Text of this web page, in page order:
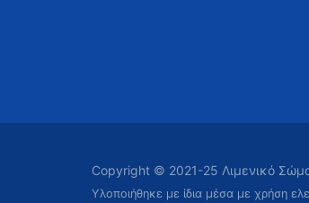
Copyright © 2021-25 Λιμενικό
Υλοποιήθηκε με ίδια μέσα με χρήση